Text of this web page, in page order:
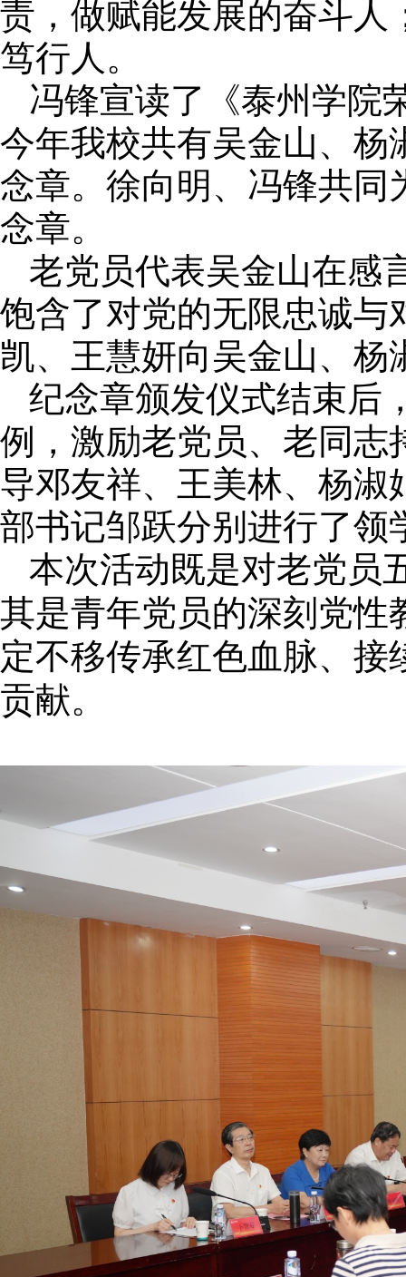
责，做赋能发展的奋斗人
笃行人。
冯锋宣读了《泰州学院
今年我校共有吴金山、杨
念章。徐向明、冯锋共同
念章。
老党员代表吴金山在感
饱含了对党的无限忠诚与
凯、王慧妍向吴金山、杨
纪念章颁发仪式结束后
例，激励老党员、老同志
导邓友祥、王美林、杨淑
部书记邹跃分别进行了领
本次活动既是对老党员
其是青年党员的深刻党性
定不移传承红色血脉、
贡献。